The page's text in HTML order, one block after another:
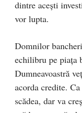
dintre acești
vor lupta.
Domnilor
echilibru pe piața
Dumneavoastră
acorda credite.
scădea, dar va